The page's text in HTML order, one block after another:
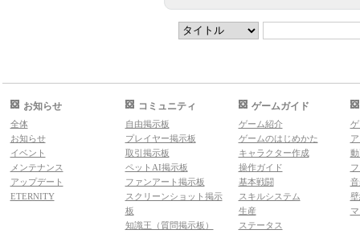
お知らせ
全体
お知らせ
イベント
メンテナンス
アップデート
ETERNITY
コミュニティ
自由掲示板
プレイヤー掲示板
取引掲示板
ペットAI掲示板
ファンアート掲示板
スクリーンショット掲示
板
知識王（質問掲示板）
ゲームガイド
ゲーム紹介
ゲームのはじめかた
キャラクター作成
操作ガイド
基本戦闘
スキルシステム
生産
ステータス